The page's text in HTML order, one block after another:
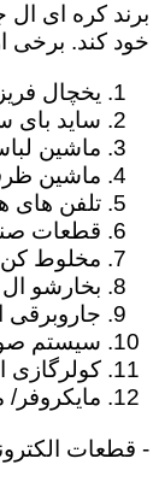
برند کره ای
خود کند. برخی
یخچال
ساید بای
ماشین
ماشین
تلفن های
قطعات
مخلوط
بخارشو
سیستم
- قطعات